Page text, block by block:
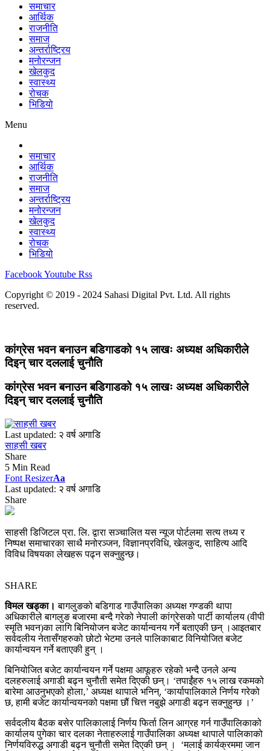
समाचार
आर्थिक
राजनीति
समाज
अन्तर्राष्ट्रिय
मनोरन्जन
खेलकुद
स्वास्थ्य
रोचक
भिडियो
Menu
समाचार
आर्थिक
राजनीति
समाज
अन्तर्राष्ट्रिय
मनोरन्जन
खेलकुद
स्वास्थ्य
रोचक
भिडियो
FacebookYoutube Rss
Copyright © 2019 - 2024 Sahasi Digital Pvt. Ltd. All rights
reserved.
कांग्रेस भवन बनाउन बडिगाडको १५ लाखः अध्यक्ष अधिकारीले
दिइन् चार दललाई चुनौति
कांग्रेस भवन बनाउन बडिगाडको १५ लाखः अध्यक्ष अधिकारीले
दिइन् चार दललाई चुनौति
Last updated: २ वर्ष अगाडि
साहसी खबर
Share
5 Min Read
Font ResizerAa
Last updated: २ वर्ष अगाडि
Share
साहसी डिजिटल प्रा. लि. द्वारा सञ्चालित यस न्यूज पोर्टलमा सत्य तथ्य र
निष्पक्ष समाचारका साथै मनोरञ्जन, विज्ञानप्रविधि, खेलकुद, साहित्य आदि
विविध विषयका लेखहरू पढ्न सक्नुहुन्छ।
SHARE
विमल खड्का। बागलुङको बडिगाड गाउँपालिका अध्यक्ष गण्डकी थापा
अधिकारीले बागलुङ बजारमा बन्दै गरेको नेपाली कांग्रेसको पार्टी कार्यालय (वीपी
स्मृति भवन)का लागि बिनियोजन बजेट कार्यान्वनय गर्ने बताएकी छन् ।आइतबार
सर्वदलीय नेतासँगहरुको छोटो भेटमा उनले पालिकाबाट विनियोजित बजेट
कार्यान्वयन गर्ने बताएकी हुन् ।
बिनियोजित बजेट कार्यान्वयन गर्ने पक्षमा आफूहरु रहेको भन्दै उनले अन्य
दलहरुलाई अगाडी बढ्न चुनौती समेत दिएकी छन्। ‘तपाईंहरु १५ लाख रकमको
बारेमा आउनुभएको होला,’ अध्यक्ष थापाले भनिन्, ‘कार्यापालिकाले निर्णय गरेको
छ, हामी बजेट कार्यान्वयनको पक्षमा छौं चित्त नबुझे अगाडी बढ्न सक्नुहुन्छ ।’
सर्वदलीय बैठक बसेर पालिकालाई निर्णय फिर्ता लिन आग्रह गर्न गाउँपालिकाको
कार्यालय पुगेका चार दलका नेताहरुलाई गाउँपालिका अध्यक्ष थापाले पालिकाको
निर्णयविरुद्ध अगाडी बढ्न चुनौती समेत दिएकी छन् । ‘मलाई कार्यक्रममा जान